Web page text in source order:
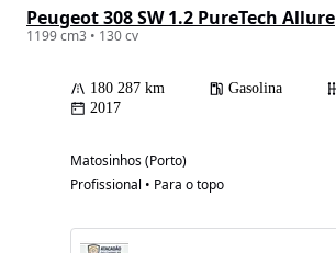
Peugeot 308 SW 1.2 PureTech Allure
1199 cm3 • 130 cv
180 287 km Gasolina
2017
Matosinhos (Porto)
Profissional • Para o topo